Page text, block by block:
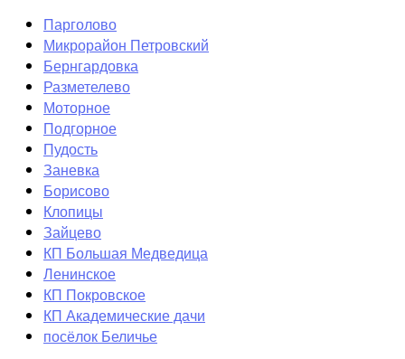
Парголово
Микрорайон Петровский
Бернгардовка
Разметелево
Моторное
Подгорное
Пудость
Заневка
Борисово
Клопицы
Зайцево
КП Большая Медведица
Ленинское
КП Покровское
КП Академические дачи
посёлок Беличье